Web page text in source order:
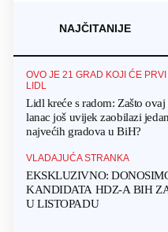
NAJČITANIJE
OVO JE 21 GRAD KOJI ĆE
LIDL
Lidl kreće s radom: Zašto
lanac još uvijek zaobilazi
najvećih gradova u BiH?
VLADAJUĆA STRANKA
EKSKLUZIVNO:
KANDIDATA HDZ-A BIH
U LISTOPADU